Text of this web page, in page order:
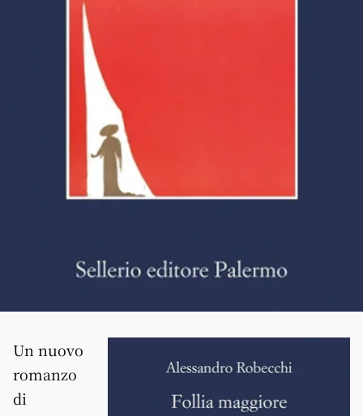
Un nuovo
romanzo
di